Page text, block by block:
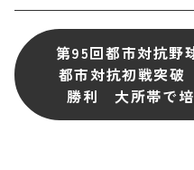
第95回都市対抗野
都市対抗初戦突
勝利 大所帯で培